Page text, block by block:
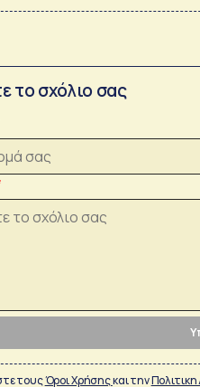
το σχόλιο σας
τουςΌροι Χρήσηςκαι την